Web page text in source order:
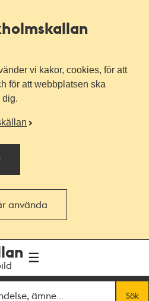
vi kakor, cookies, för att
för att webbplatsen ska
dig.
använda
Sök